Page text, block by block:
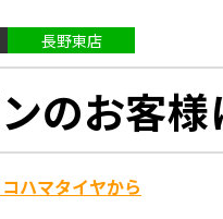
長野東店
ンのお客
ハマタイヤから